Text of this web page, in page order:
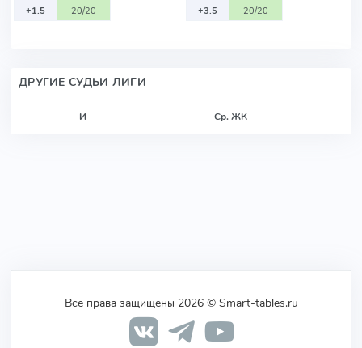
+1.5
20/20
+3.5
20/20
ДРУГИЕ СУДЬИ ЛИГИ
И Ср. ЖК
Все права защищены 2026 © Smart-tables.ru